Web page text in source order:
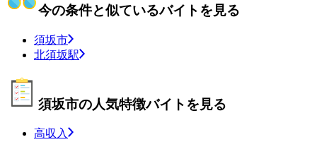
今の条件と似ているバイトを見る
須坂市
北須坂駅
須坂市の人気特徴バイトを見る
高収入